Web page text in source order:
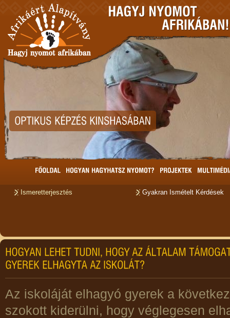
Ismeretterjesztés Gyakran Ismételt Kérdések
Az iskoláját elhagyó gyerek a
szokott kiderülni, hogy véglegesen